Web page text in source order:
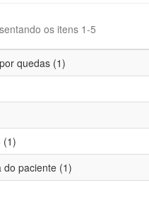
os itens 1-5
quedas (1)
(1)
do paciente (1)